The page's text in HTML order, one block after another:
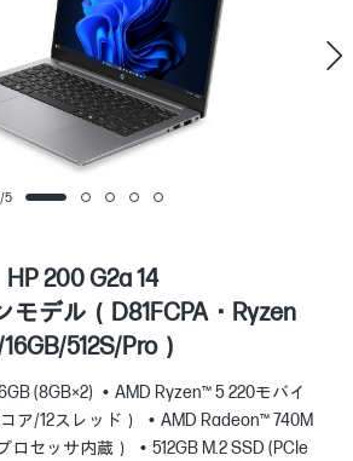
/5
HP 200 G2a 14
モデル（D81FCPA・Ryzen
512S/Pro）
(8GB×2)
AMD Ryzen™ 5 220モバイ
ア/12スレッド）
AMD Radeon™ 740M
ロセッサ内蔵）
512GB M.2 SSD (PCIe